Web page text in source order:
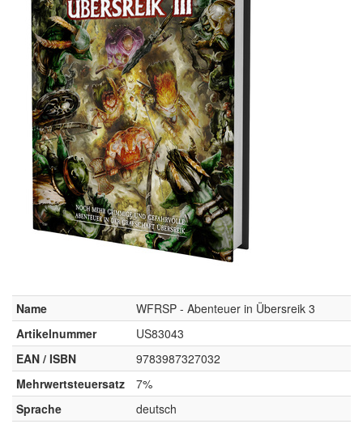
Name
WFRSP - Abenteuer in Übersreik 3
Artikelnummer
US83043
EAN / ISBN
9783987327032
Mehrwertsteuersatz
7%
Sprache
deutsch